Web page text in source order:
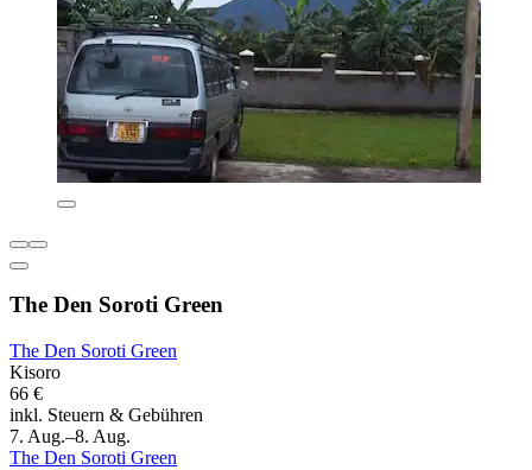
The Den Soroti Green
The Den Soroti Green
Kisoro
66 €
inkl. Steuern & Gebühren
7. Aug.–8. Aug.
The Den Soroti Green